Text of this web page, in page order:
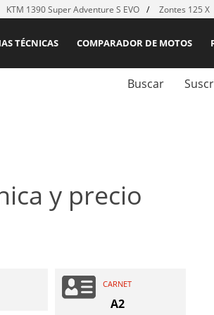
KTM 1390 Super Adventure S EVO Zontes 125 X
COMPARADOR DE MOTOS
TÉCNICAS
Buscar
y precio
CARNET
A2